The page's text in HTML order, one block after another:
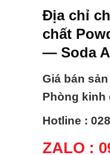
Địa chỉ
chất
— Soda
Giá bán
Phòng kinh
Hotline :
ZALO :